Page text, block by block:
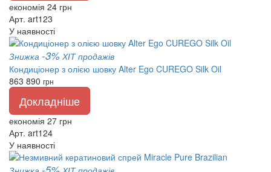
економія 24 грн
Арт. art123
У наявності
Знижка -3% ХІТ продажів
Кондиціонер з олією шовку Alter Ego CUREGO Silk Oil
863 890 грн
Докладніше
економія 27 грн
Арт. art124
У наявності